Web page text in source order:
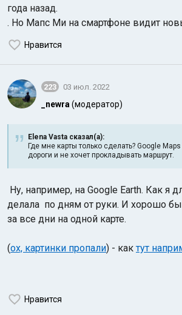
года назад.
. Но Мапс Ми на смартфоне видит
Нравится
223 03 июл. 2022
_newra (модератор)
Elena Vasta сказал(а):
Где мне карты только сделать? Google
дороги и не хочет прокладывать маршрут.
Ну, например, на Google Earth. Как я
делала по дням от руки. И хорошо
за все дни на одной карте.
(ох, картинки пропали) - как тут
Нравится